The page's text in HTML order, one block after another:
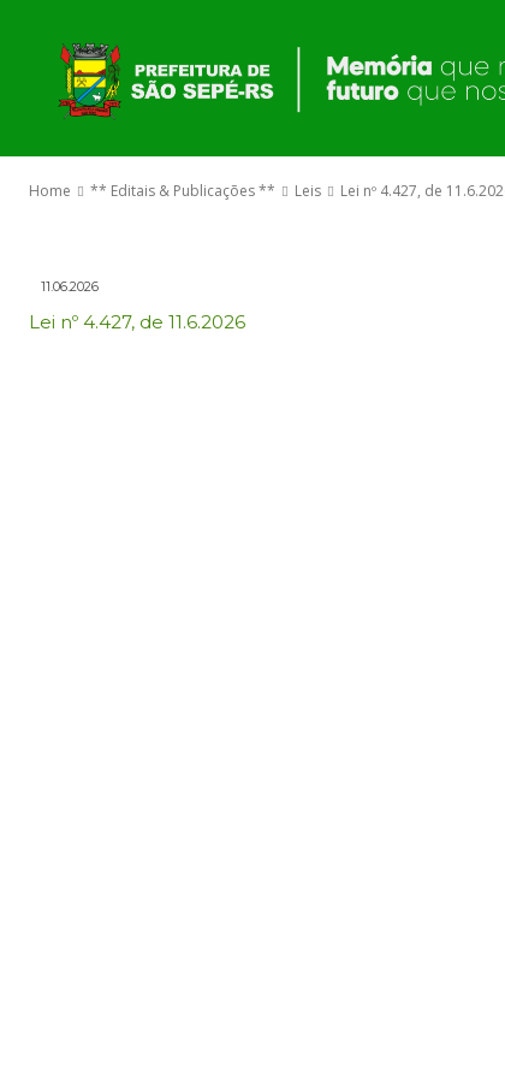
O
Home ** Editais & Publicações ** Leis Lei nº 4.427, de
Jurídico
municipais.
11.06.2026
Lei nº 4.427, de 11.6.2026